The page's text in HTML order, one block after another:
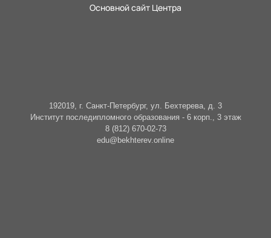
Основной сайт Центра
192019, г. Санкт-Петербург, ул. Бехтерева, д. 3
Институт последипломного образования - 6 корп., 3 этаж
8 (812) 670-02-73
edu@bekhterev.online